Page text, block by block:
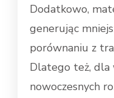
Dodatkowo,
generując
porównaniu z
Dlatego też, dla
nowoczesnych